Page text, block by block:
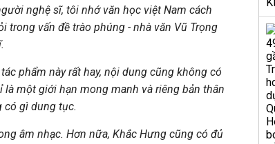
nghệ sĩ, tôi nhớ văn học việt Nam cách
trong vấn đề trào phúng - nhà văn Vũ Trọng
phẩm này rất hay, nội dung cũng không có
một giới hạn mong manh và riêng bản thân
có gì dung tục.
âm nhạc. Hơn nữa, Khắc Hưng cũng có đủ